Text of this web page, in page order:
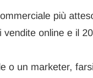
più
online e il
o un marketer,